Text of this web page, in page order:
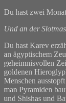
Du hast zwei
Und an der
Du hast Karev
an ägyptischem
geheimnisvollen
goldenen
Menschen
man Pyramiden
und Shishas und